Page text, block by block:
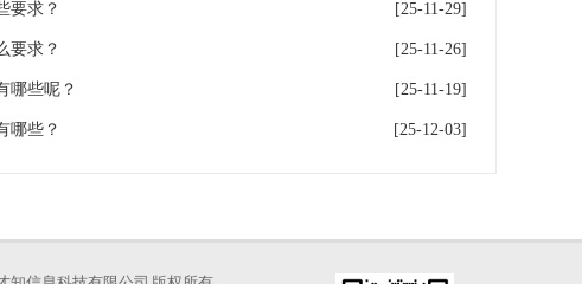
要求？ [25-11-29]
要求？ [25-11-26]
哪些呢？ [25-11-19]
哪些？ [25-12-03]